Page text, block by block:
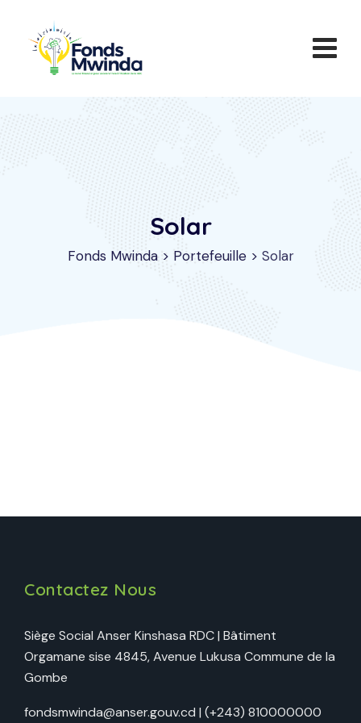
contenu
Solar
Fonds Mwinda> Portefeuille> Solar
Contactez Nous
fondsmwinda@anser.gouv.cd | (+243) 810000000
Siège Social Anser Kinshasa RDC | Bâtiment
Orgamane sise 4845, Avenue Lukusa Commune de la
Gombe